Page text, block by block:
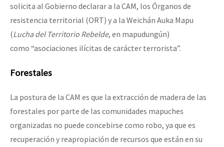
solicita al Gobierno declarar a la CAM, los Órganos de
resistencia territorial (ORT) y a la Weichán Auka Mapu
(Lucha del Territorio Rebelde, en mapudungún)
como “asociaciones ilícitas de carácter terrorista”.
Forestales
La postura de la CAM es que la extracción de madera de las
forestales por parte de las comunidades mapuches
organizadas no puede concebirse como robo, ya que es
recuperación y reapropiación de recursos que están en su